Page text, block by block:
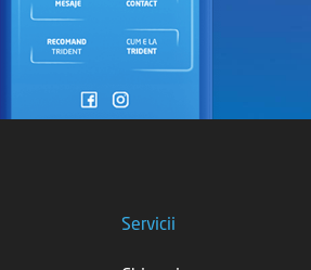
Servicii